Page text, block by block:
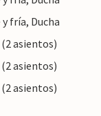
que eche
que tiene
está situada
posición
la isla. Debido
fría, Ducha
asientos)
asientos)
asientos)